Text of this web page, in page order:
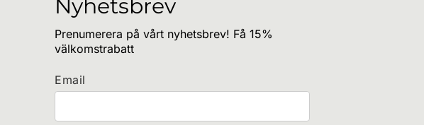
Nyhetsbrev
Prenumerera på vårt nyhetsbrev! Få 15%
välkomstrabatt
Email